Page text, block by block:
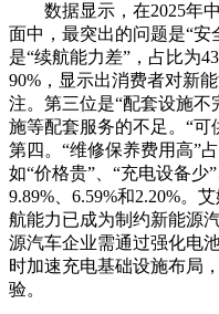
数据显示，在2025年中
面中，最突出的问题是“安
是“续航能力差”，占比为
90%，显示出消费者对新
注。第三位是“配套设施不
施等配套服务的不足。“可
第四。“维修保养费用高”
如“价格贵”、“充电设备少
9.89%、6.59%和2.20%。
航能力已成为制约新能源
源汽车企业需通过强化电
时加速充电基础设施布局
验。